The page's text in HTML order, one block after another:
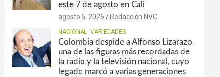
este 7 de agosto en Cali
agosto 5, 2026 Redacción NVC
NACIONAL VARIEDADES
Colombia despide a Alfonso Lizarazo,
una de las figuras más recordadas de
la radio y la televisión nacional, cuyo
legado marcó a varias generaciones